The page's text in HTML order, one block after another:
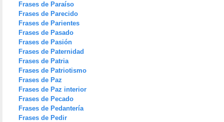
Frases de Paraíso
Frases de Parecido
Frases de Parientes
Frases de Pasado
Frases de Pasión
Frases de Paternidad
Frases de Patria
Frases de Patriotismo
Frases de Paz
Frases de Paz interior
Frases de Pecado
Frases de Pedantería
Frases de Pedir